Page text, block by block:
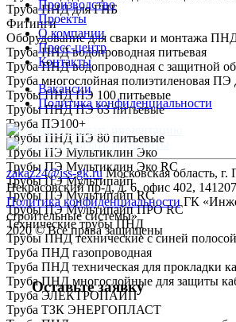
Труба ПНД для ГНБ
Фитинги
Оборудование для сварки и монтажа
Труба ПНД водопроводная питьевая
Труба ПНД водопроводная с защитной
Труба многослойная полиэтиленовая ПЭ
Трубы ПНД ПЭ 100 питьевые
Трубы ПНД ПЭ 63 питьевые
Труба ПЭ100+
Трубы ПНД ПЭ 80 питьевые
Трубы ПЭ Мультиклин Эко
Трубы ПЭ Мультиклин Эко RC
Трубы ПЭ Мультипайп
Трубы ПЭ Мультипайп RC
Трубы ПЭ Мультипайп ПРО RC
Технические трубы ПНД
Трубы ПНД технические с синей полосой
Труба ПНД газопроводная
Труба ПНД техническая для прокладки
Труба ПНД многослойные для защиты
Труба ЭЛЕКТРОПАЙП
Труба ТЗК ЭНЕРГОПЛАСТ
Производство
Проекты
О компании
Пресс-центр
Контакты
Вакансии
Политика конфиденциальности
Скачать презентацию
Скачать реквизиты
zakaz24@iss-gk.ru Московская область,
Некрасовский пр-д, д. 6, офис 402, 141207
Политика конфиденциальностиГК
строительные системы»
2020 © Все права защищены
Оставьте заявку